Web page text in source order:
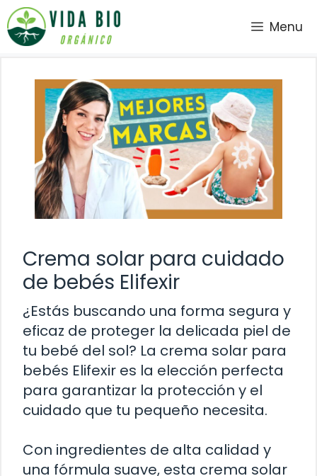
Saltar
al
contenido
Menu
Crema solar para cuidado
de bebés Elifexir
¿Estás buscando una forma segura y
eficaz de proteger la delicada piel de
tu bebé del sol? La crema solar para
bebés Elifexir es la elección perfecta
para garantizar la protección y el
cuidado que tu pequeño necesita.
Con ingredientes de alta calidad y
una fórmula suave, esta crema solar